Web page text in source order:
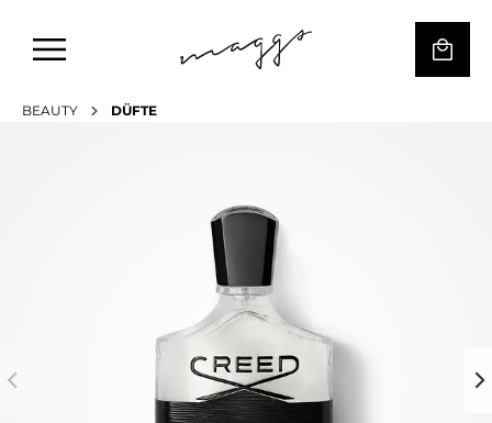
BEAUTY DÜFTE